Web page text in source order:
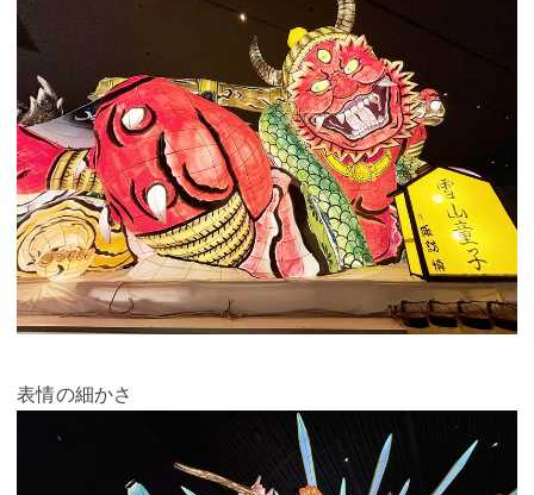
表情の細かさ